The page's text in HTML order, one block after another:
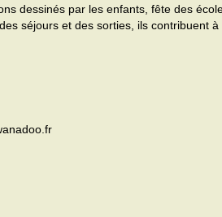
dessinés par les enfants, fête des
séjours et des sorties, ils contribuent